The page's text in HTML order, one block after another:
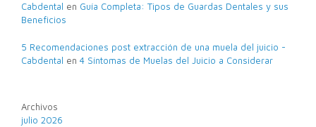
Cabdental en Guía Completa: Tipos de Guardas Dentales y sus
Beneficios
5 Recomendaciones post extracción de una muela del juicio -
Cabdental en 4 Síntomas de Muelas del Juicio a Considerar
Archivos
julio 2026